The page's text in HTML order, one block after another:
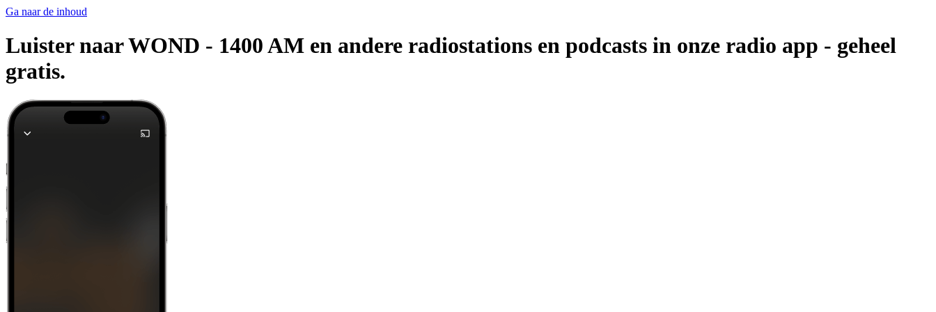
Ga naar de inhoud
Luister naar WOND - 1400 AM en andere radiostations en podcasts in onze radio app - geheel
gratis.